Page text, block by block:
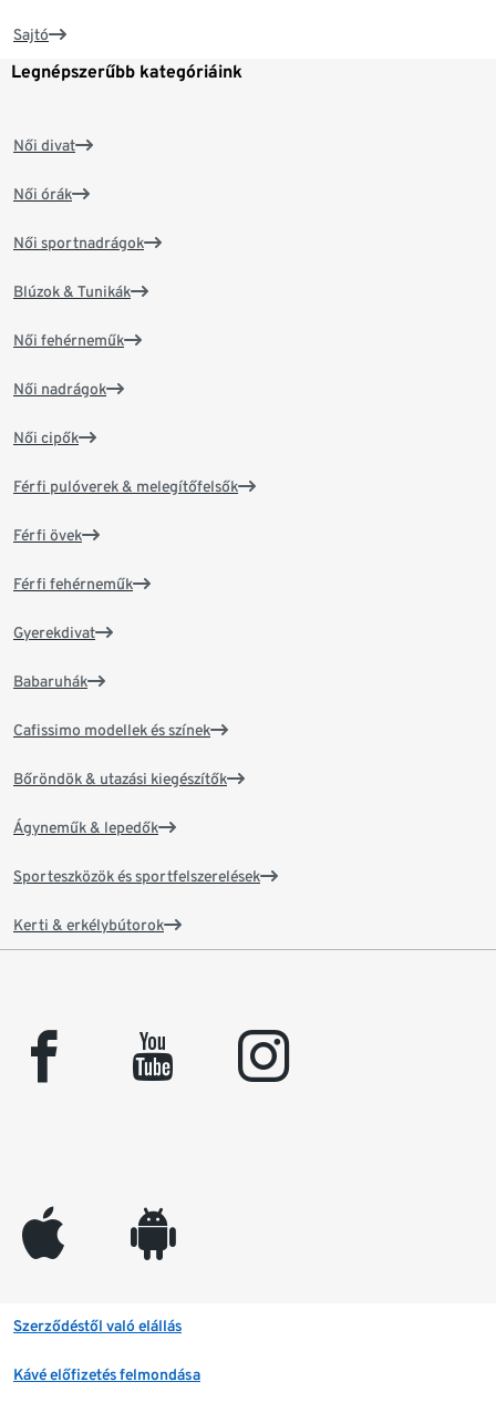
Sajtó
Legnépszerűbb kategóriáink
Női divat
Női órák
Női sportnadrágok
Blúzok & Tunikák
Női fehérneműk
Női nadrágok
Női cipők
Férfi pulóverek & melegítőfelsők
Férfi övek
Férfi fehérneműk
Gyerekdivat
Babaruhák
Cafissimo modellek és színek
Bőröndök & utazási kiegészítők
Ágyneműk & lepedők
Sporteszközök és sportfelszerelések
Kerti & erkélybútorok
facebook youtube instagram
appleinc android
Szerződéstől való elállás
Kávé előfizetés felmondása